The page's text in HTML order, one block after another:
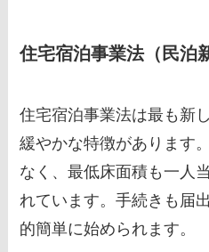
住宅宿泊事業法（民泊
住宅宿泊事業法は最も新
緩やかな特徴があります
なく、最低床面積も一人
れています。手続きも届
的簡単に始められます。